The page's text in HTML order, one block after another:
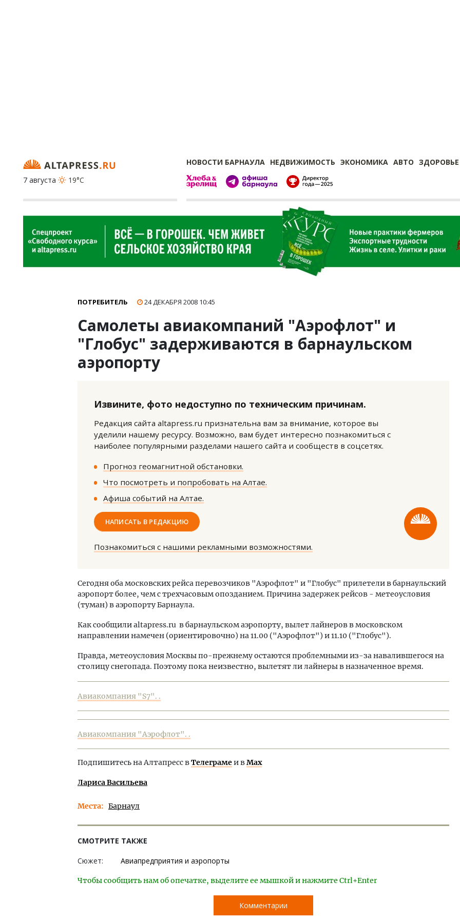
НОВОСТИ БАРНАУЛА НЕДВИЖИМОСТЬ ЭКОНОМИКА АВТО ЗДОРОВЬЕ
7 августа
19°C
ПОТРЕБИТЕЛЬ 24 ДЕКАБРЯ 2008 10:45
Самолеты авиакомпаний "Аэрофлот" и
"Глобус" задерживаются в барнаульском
аэропорту
Извините, фото недоступно по техническим причинам.
Редакция сайта altapress.ru признательна вам за внимание, которое вы
уделили нашему ресурсу. Возможно, вам будет интересно познакомиться с
наиболее популярными разделами нашего сайта и сообществ в соцсетях.
Прогноз геомагнитной обстановки.
Что посмотреть и попробовать на Алтае.
Афиша событий на Алтае.
НАПИСАТЬ В РЕДАКЦИЮ
Познакомиться с нашими рекламными возможностями.
Сегодня оба московских рейса перевозчиков "Аэрофлот" и "Глобус" прилетели в барнаульский
аэропорт более, чем с трехчасовым опозданием. Причина задержек рейсов - метеоусловия
(туман) в аэропорту Барнаула.
Как сообщили altapress.ru в барнаульском аэропорту, вылет лайнеров в московском
направлении намечен (ориентировочно) на 11.00 ("Аэрофлот") и 11.10 ("Глобус").
Правда, метеоусловия Москвы по-прежнему остаются проблемными из-за навалившегося на
столицу снегопада. Поэтому пока неизвестно, вылетят ли лайнеры в назначенное время.
Авиакомпания "S7". .
Авиакомпания "Аэрофлот". .
Подпишитесь на Алтапресс вТелеграмеи вMax
Лариса Васильева
Места Барнаул
СМОТРИТЕ ТАКЖЕ
Сюжет: Авиапредприятия и аэропорты
Чтобы сообщить нам об опечатке, выделите ее мышкой и нажмите Ctrl+Enter
Комментарии
Двухуровневые номера и вид на горы.
ДОМА И КВАРТИРЫ
стандартом
СТРОИТЕЛЬСТВО